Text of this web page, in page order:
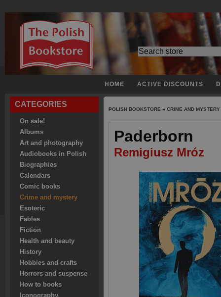
HOME ACTIVE DISCOUNTS
CATEGORIES
On sale!
Albums
Art and photography
Audiobooks in Polish
Biographies
Calendars
Comic books
Crime and mystery
Esoteric
Fables
Fiction
Health and beauty
History
Hobbies and crafts
Horrors and suspense
How to books
Iconography
POLISH BOOKSTORE » CRIME AND MYSTERY
Paderborn
Remigiusz Mróz